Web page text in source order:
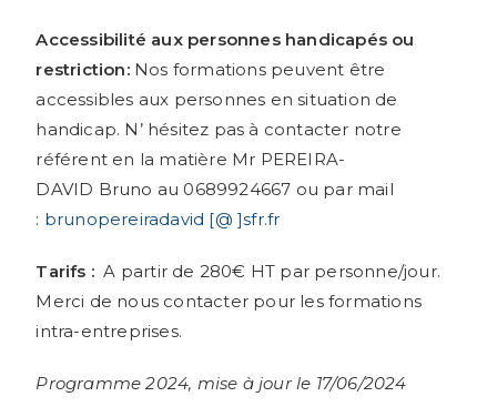
Accessibilité aux personnes handicapés ou
restriction: Nos formations peuvent être
accessibles aux personnes en situation de
handicap. N’ hésitez pas à contacter notre
référent en la matière Mr PEREIRA-
DAVID Bruno au 0689924667 ou par mail
: brunopereiradavid [@ ]sfr.fr
Tarifs :A partir de 280€ HT par personne/jour.
Merci de nous contacter pour les formations
intra-entreprises.
Programme 2024, mise à jour le 17/06/2024